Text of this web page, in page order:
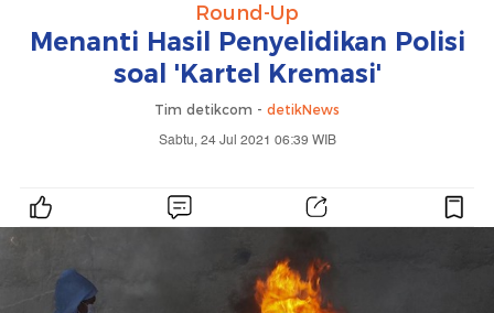
Round-Up
Menanti Hasil Penyelidikan Polisi
soal 'Kartel Kremasi'
Tim detikcom - detikNews
Sabtu, 24 Jul 2021 06:39 WIB